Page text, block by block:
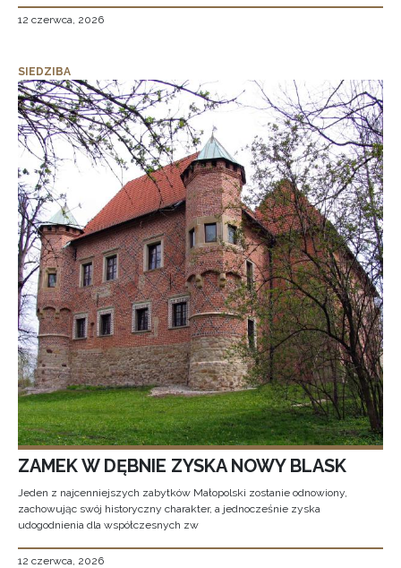
12 czerwca, 2026
SIEDZIBA
ZAMEK W DĘBNIE ZYSKA NOWY BLASK
Jeden z najcenniejszych zabytków Małopolski zostanie odnowiony,
zachowując swój historyczny charakter, a jednocześnie zyska
udogodnienia dla współczesnych zw
12 czerwca, 2026